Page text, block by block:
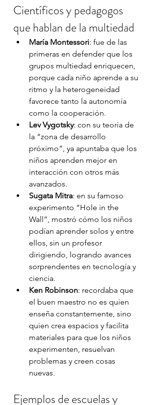
Científicos y pedagogos
que hablan de la multiedad
María Montessori: fue de las
primeras en defender que los
grupos multiedad enriquecen,
porque cada niño aprende a su
ritmo y la heterogeneidad
favorece tanto la autonomía
como la cooperación.
Lev Vygotsky: con su teoría de
la “zona de desarrollo
próximo”, ya apuntaba que los
niños aprenden mejor en
interacción con otros más
avanzados.
Sugata Mitra: en su famoso
experimento “Hole in the
Wall”, mostró cómo los niños
podían aprender solos y entre
ellos, sin un profesor
dirigiendo, logrando avances
sorprendentes en tecnología y
ciencia.
Ken Robinson: recordaba que
el buen maestro no es quien
enseña constantemente, sino
quien crea espacios y facilita
materiales para que los niños
experimenten, resuelvan
problemas y creen cosas
nuevas.
Ejemplos de escuelas y